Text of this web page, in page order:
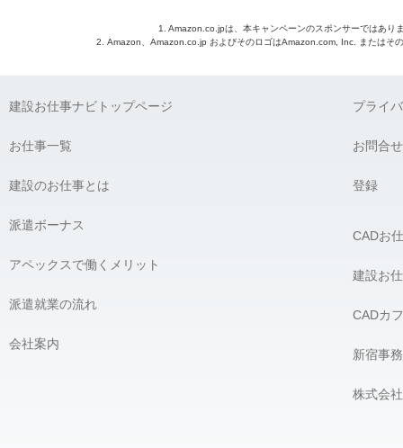
1. Amazon.co.jpは、本キャンペーンのスポンサーではあり
2. Amazon、Amazon.co.jp およびそのロゴはAmazon.com, Inc. またはそ
建設お仕事ナビトップページ
お仕事一覧
建設のお仕事とは
派遣ボーナス
アペックスで働くメリット
派遣就業の流れ
会社案内
プライ
お問合せ
登録
CADお
建設お
CADカ
新宿事
株式会